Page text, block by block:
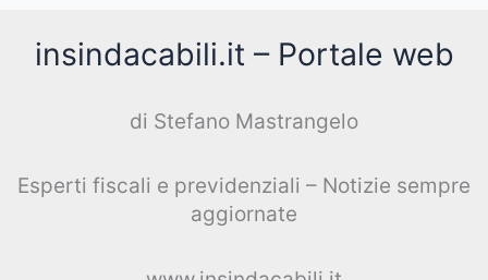
insindacabili.it – Portale web
di Stefano Mastrangelo
Esperti fiscali e previdenziali – Notizie sempre
aggiornate